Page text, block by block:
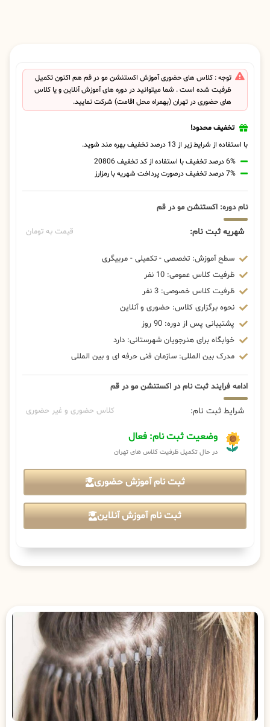
توجه : کلاس های حضوری آموزش اکستنشن مو در قم هم اکنون تکمیل
ظرفیت شده است . شما میتوانید در دوره های آموزش آنلاین و یا کلاس
های حضوری در تهران (بهمراه محل اقامت) شرکت نمایید.
تخفیف محدود!
با استفاده از شرایط زیر از 13 درصد تخفیف بهره مند شوید.
6% درصد تخفیف با استفاده از کد تخفیف 20806
7% درصد تخفیف درصورت پرداخت شهریه با رمزارز
نام دوره: اکستنشن مو در قم
شهریه ثبت نام: قیمت به تومان
سطح آموزش: تخصصی - تکمیلی - مربیگری
ظرفیت کلاس عمومی: 10 نفر
ظرفیت کلاس خصوصی: 3 نفر
نحوه برگزاری کلاس: حضوری و آنلاین
پشتیبانی پس از دوره: 90 روز
خوابگاه برای هنرجویان شهرستانی: دارد
مدرک بین المللی: سازمان فنی حرفه ای و بین المللی
ادامه فرایند ثبت نام در اکستنشن مو در قم
شرایط ثبت نام: کلاس حضوری و غیر حضوری
وضعیت ثبت نام: فعال
در حال تکمیل ظرفیت کلاس های تهران
ثبت نام آموزش حضوری
ثبت نام آموزش آنلاین